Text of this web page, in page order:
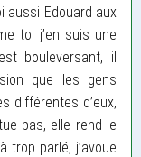
aussi Edouard aux
toi j’en suis une
bouleversant, il
que les gens
différentes d’eux,
pas, elle rend le
trop parlé, j’avoue